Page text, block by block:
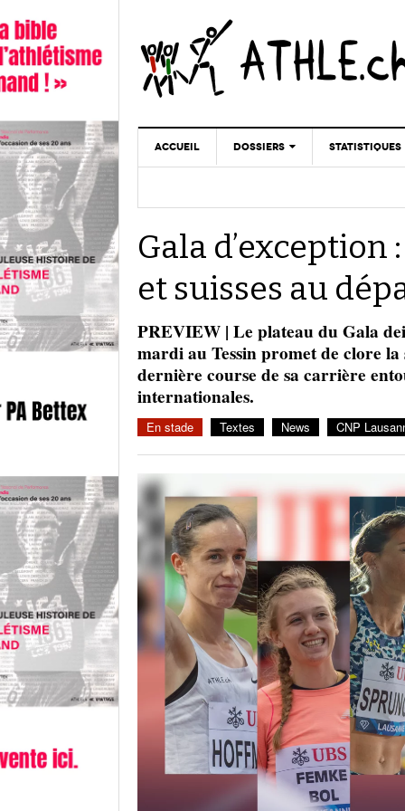
ACCUEIL DOSSIERS
DOPAGE
STATISTIQUES
Gala
et suisses au
PREVIEW | Le plateau du Gala
mardi au Tessin promet de clore
dernière course de sa carrière
internationales.
En stade Textes News CNP